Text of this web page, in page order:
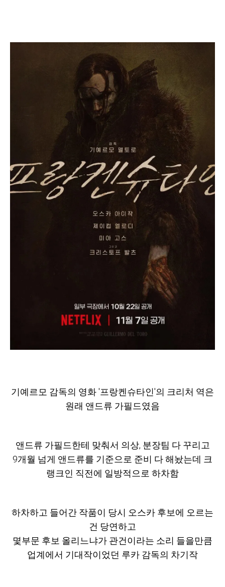
기예르모 감독의 영화 '프랑켄슈타인'의 크리처 역은
원래 앤드류 가필드였음
앤드류 가필드한테 맞춰서 의상, 분장팀 다 꾸리고
9개월 넘게 앤드류를 기준으로 준비 다 해놨는데 크
랭크인 직전에 일방적으로 하차함
하차하고 들어간 작품이 당시 오스카 후보에 오르는
건 당연하고
몇부문 후보 올리느냐가 관건이라는 소리 들을만큼
업계에서 기대작이었던 루카 감독의 차기작